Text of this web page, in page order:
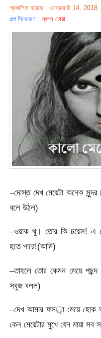
প্রকাশিত হয়েছে : ফেব্রুয়ারি 14, 2018
গল্প লিখেছেন :স্বপ্ন চোরা
–দোস্ত দেখ মেয়েটা অনেক
বলে উঠল)
–ওয়াক থু। তোর কি চয়েস! এ
হতে পারে!(আমি)
–তাহলে তোর কেমন মেয়ে
সবুজ বলল)
–দেখ আমার ফসর্া মেয়ে হোক
কেন মেয়েটার মুখে যেন মায়া সব